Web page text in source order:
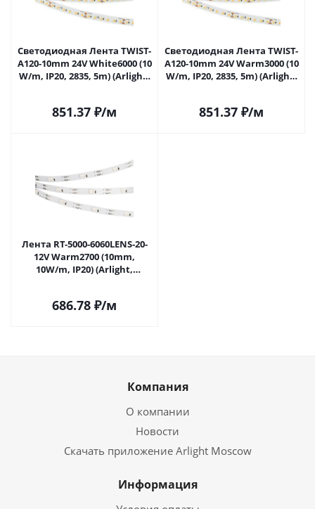
Светодиодная Лента TWIST-
A120-10mm 24V White6000 (10
W/m, IP20, 2835, 5m) (Arlight,
851.37 ₽/м
Светодиодная Лента TWIST-
A120-10mm 24V Warm3000 (10
W/m, IP20, 2835, 5m) (Arlight,
851.37 ₽/м
Лента RT-5000-6060LENS-20-
12V Warm2700 (10mm,
10W/m, IP20) (Arlight,
686.78 ₽/м
Компания
О компании
Новости
Скачать приложение Arlight Moscow
Информация